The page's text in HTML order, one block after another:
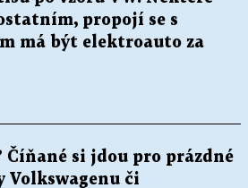
propojí se s
má být elektroauto za
si jdou pro prázdné
Volkswagenu či